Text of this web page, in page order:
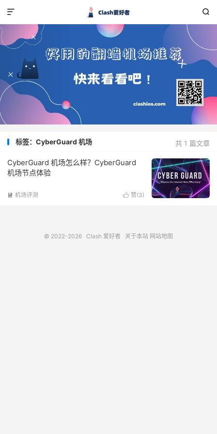


共 1 篇文章
标签：CyberGuard 机场
CyberGuard 机场怎么样？CyberGuard
机场节点体验
 赞(3)
 机场评测
© 2022-2026 Clash 爱好者 关于本站 网站地图